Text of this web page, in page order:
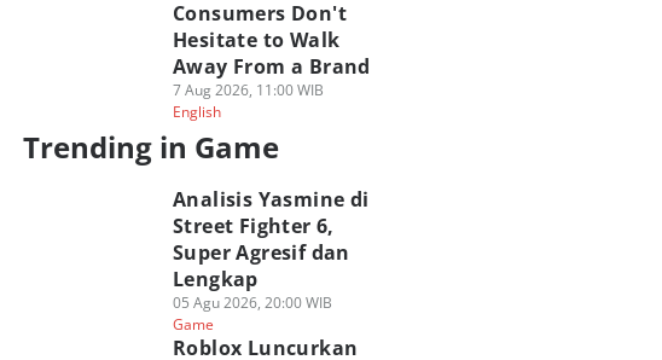
Consumers Don't
Hesitate to Walk
Away From a Brand
7 Aug 2026, 11:00 WIB
English
Trending in Game
Analisis Yasmine di
Street Fighter 6,
Super Agresif dan
Lengkap
05 Agu 2026, 20:00 WIB
Game
Roblox Luncurkan